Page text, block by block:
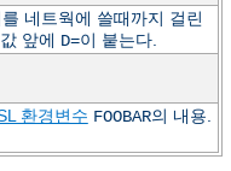
네트웍에 쓸때까지 걸린
앞에 D=이 붙는다.
환경변수 FOOBAR의 내용.